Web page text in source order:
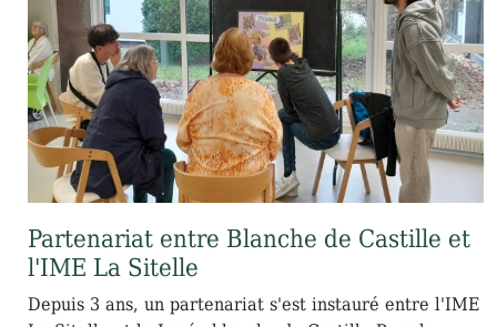
Partenariat entre Blanche de Castille et
l'IME La Sitelle
Depuis 3 ans, un partenariat s'est instauré entre l'IME